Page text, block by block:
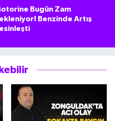
Bugün Zam
Benzinde Artış